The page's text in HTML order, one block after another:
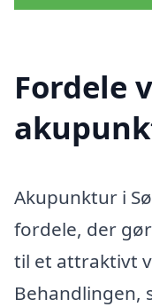
Fordele
Akupunktur i
fordele, der
til et attraktivt
Behandlingen,